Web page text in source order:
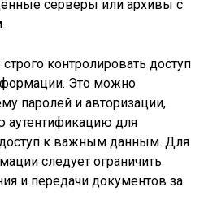
серверы или архивы с
контролировать доступ
Это можно
паролей и авторизации,
аутентификацию для
к важным данным. Для
следует ограничить
и передачи документов за